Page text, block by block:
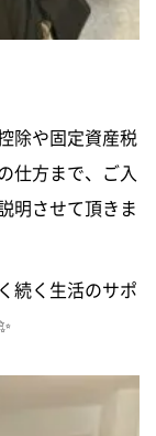
除や固定資産税
仕方まで、ご入
明させて頂きま
続く生活のサポ